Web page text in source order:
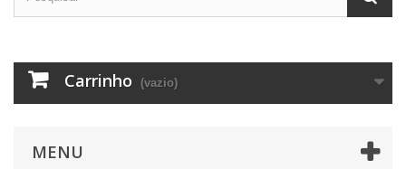
Carrinho (vazio)
MENU